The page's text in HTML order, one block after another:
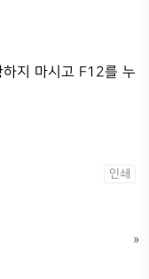
지 마시고 F12를 누
인쇄
»